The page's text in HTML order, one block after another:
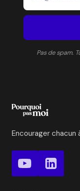
Pas de spam.
Encourager